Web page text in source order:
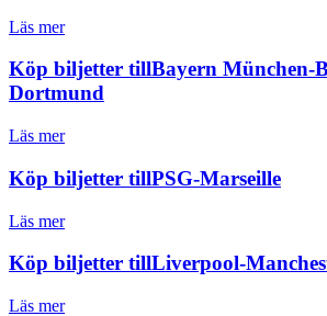
Läs mer
Köp biljetter tillBayern München-
Dortmund
Läs mer
Köp biljetter tillPSG-Marseille
Läs mer
Köp biljetter tillLiverpool-
Läs mer